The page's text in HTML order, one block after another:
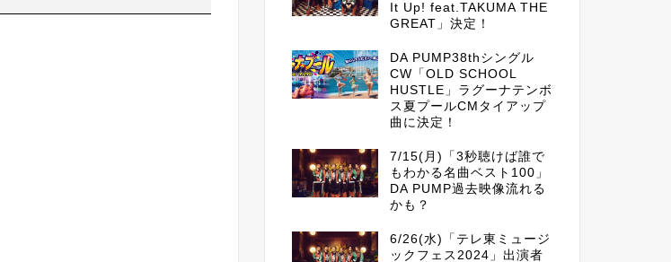
It Up! feat.TAKUMA THE
GREAT」決定！
DA PUMP38thシングル
CW「OLD SCHOOL
HUSTLE」ラグーナテンボ
ス夏プールCMタイアップ
曲に決定！
7/15(月)「3秒聴けば誰で
もわかる名曲ベスト100」
DA PUMP過去映像流れる
かも？
6/26(水)「テレ東ミュージ
ックフェス2024」出演者